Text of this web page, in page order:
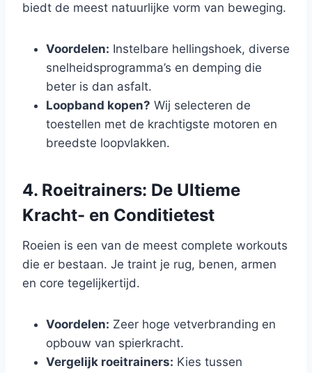
biedt de meest natuurlijke vorm van beweging.
Voordelen: Instelbare hellingshoek, diverse
snelheidsprogramma’s en demping die
beter is dan asfalt.
Loopband kopen? Wij selecteren de
toestellen met de krachtigste motoren en
breedste loopvlakken.
4. Roeitrainers: De Ultieme
Kracht- en Conditietest
Roeien is een van de meest complete workouts
die er bestaan. Je traint je rug, benen, armen
en core tegelijkertijd.
Voordelen: Zeer hoge vetverbranding en
opbouw van spierkracht.
Vergelijk roeitrainers: Kies tussen